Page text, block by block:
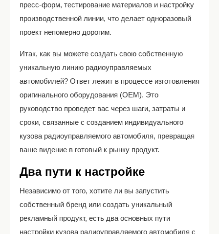
пресс-форм, тестирование материалов и настройку
производственной линии, что делает одноразовый
проект непомерно дорогим.
Итак, как вы можете создать свою собственную
уникальную линию радиоуправляемых
автомобилей? Ответ лежит в процессе изготовления
оригинального оборудования (OEM). Это
руководство проведет вас через шаги, затраты и
сроки, связанные с созданием индивидуального
кузова радиоуправляемого автомобиля, превращая
ваше видение в готовый к рынку продукт.
Два пути к настройке
Независимо от того, хотите ли вы запустить
собственный бренд или создать уникальный
рекламный продукт, есть два основных пути
настройки кузова радиоуправляемого автомобиля с